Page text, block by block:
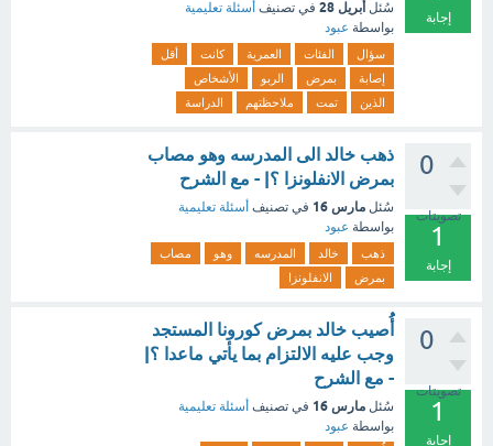
إجابة
سُئل أبريل 28 في تصنيف أسئلة تعليمية
بواسطة عبود
سؤال الفئات العمرية كانت
أقل
إصابة
بمرض الربو
الأشخاص
الذين
تمت ملاحظتهم الدراسة
0
تصويتات
1
إجابة
ذهب خالد الى المدرسه وهو مصاب
بمرض الانفلونزا ؟| - مع الشرح
سُئل مارس 16 في تصنيف أسئلة تعليمية
بواسطة عبود
ذهب خالد المدرسه وهو
مصاب
بمرض
الانفلونزا
0
تصويتات
1
إجابة
أُُصيب خالد بمرض كورونا المستجد
وجب عليه الالتزام بما يأتي ماعدا ؟|
- مع الشرح
سُئل مارس 16 في تصنيف أسئلة تعليمية
بواسطة عبود